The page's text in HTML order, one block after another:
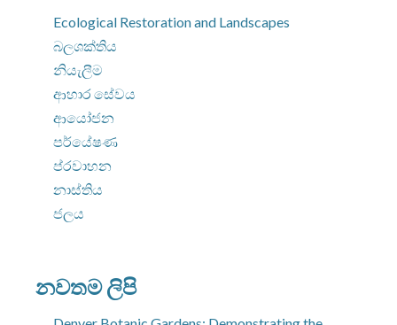
Ecological Restoration and Landscapes
බලශක්තිය
නියැලීම
ආහාර සේවය
ආයෝජන
පර්යේෂණ
ප්රවාහන
නාස්තිය
ජලය
නවතම ලිපි